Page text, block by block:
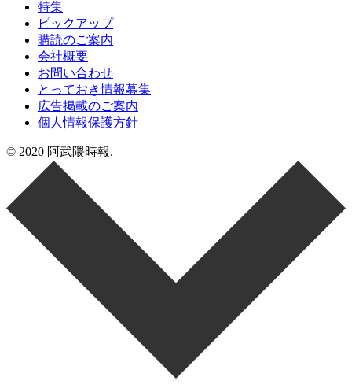
特集
ピックアップ
購読のご案内
会社概要
お問い合わせ
とっておき情報募集
広告掲載のご案内
個人情報保護方針
© 2020 阿武隈時報.